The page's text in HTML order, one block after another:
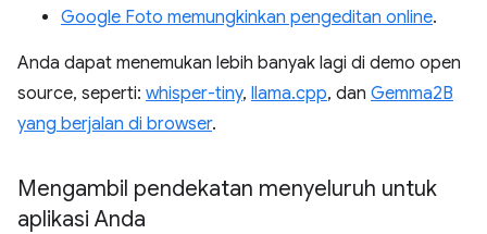
Google Foto memungkinkan pengeditan online.
Anda dapat menemukan lebih banyak lagi di demo open
source, seperti: whisper-tiny, llama.cpp, dan Gemma2B
yang berjalan di browser.
Mengambil pendekatan menyeluruh untuk
aplikasi Anda